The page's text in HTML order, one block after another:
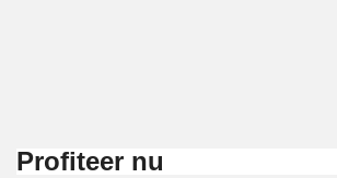
Profiteer nu